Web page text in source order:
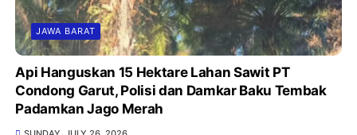
JAWA BARAT
Api Hanguskan 15 Hektare Lahan Sawit PT
Condong Garut, Polisi dan Damkar Baku Tembak
Padamkan Jago Merah